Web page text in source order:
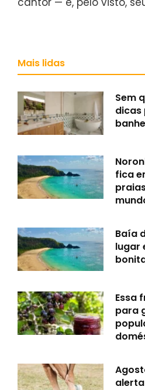
Mais lidas
Sem
dicas
fica
Baía
lugar
Essa
para